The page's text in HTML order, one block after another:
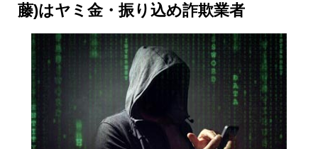
藤)はヤミ金・振り込め詐欺業者